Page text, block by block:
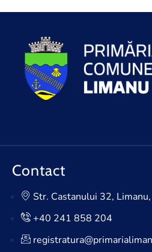
Contact
Str. Castanului 32,
+40 241 858 204